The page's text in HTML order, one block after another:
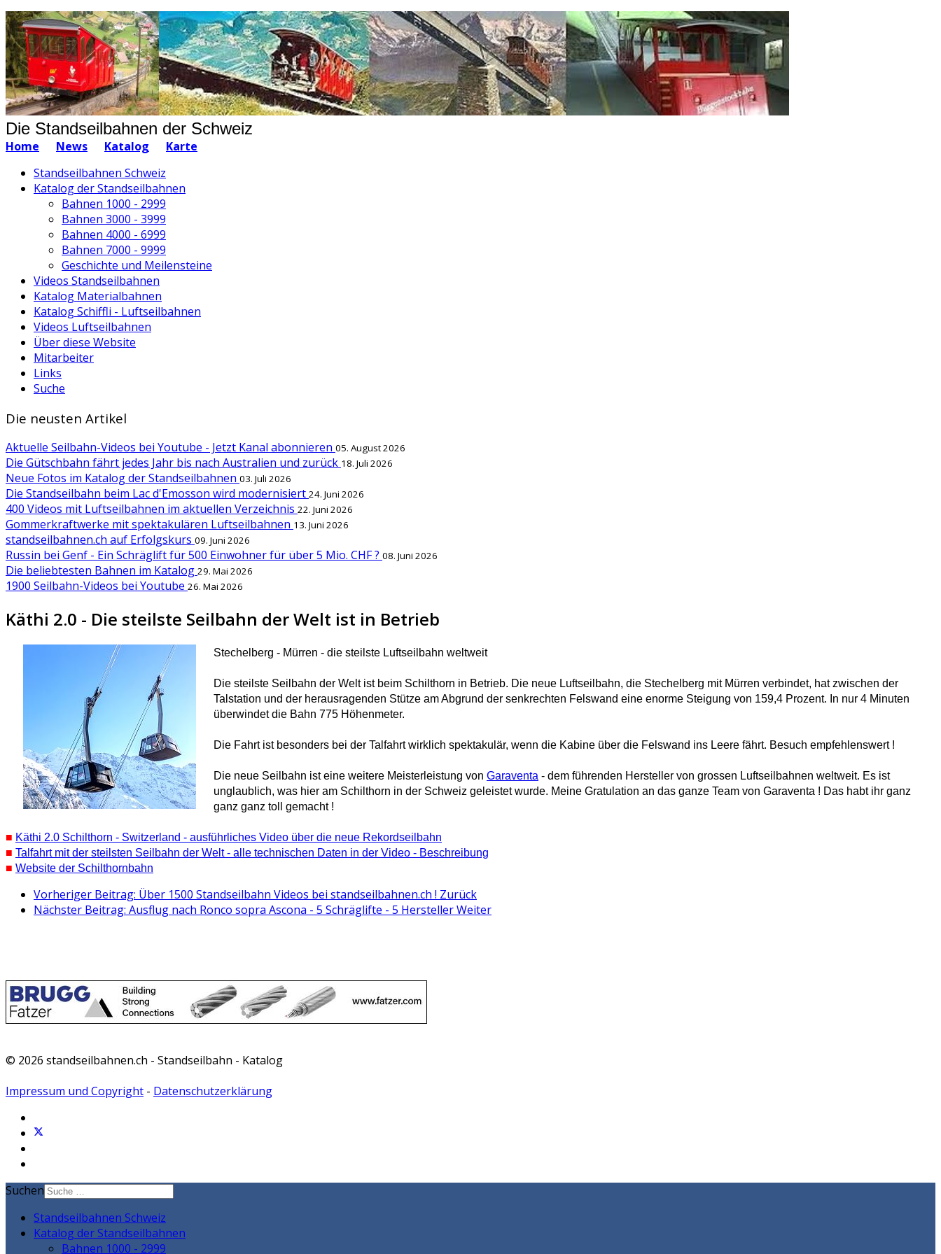
Die Standseilbahnen der Schweiz
Home News Katalog
Karte
Standseilbahnen Schweiz
Katalog der Standseilbahnen
Bahnen 1000 - 2999
Bahnen 3000 - 3999
Bahnen 4000 - 6999
Bahnen 7000 - 9999
Geschichte und Meilensteine
Videos Standseilbahnen
Katalog Materialbahnen
Katalog Schiffli - Luftseilbahnen
Videos Luftseilbahnen
Über diese Website
Mitarbeiter
Links
Suche
Die neusten Artikel
Aktuelle Seilbahn-Videos bei Youtube - Jetzt Kanal abonnieren 05. August 2026
Die Gütschbahn fährt jedes Jahr bis nach Australien und zurück 18. Juli 2026
Neue Fotos im Katalog der Standseilbahnen 03. Juli 2026
Die Standseilbahn beim Lac d'Emosson wird modernisiert 24. Juni 2026
400 Videos mit Luftseilbahnen im aktuellen Verzeichnis 22. Juni 2026
Gommerkraftwerke mit spektakulären Luftseilbahnen 13. Juni 2026
standseilbahnen.ch auf Erfolgskurs 09. Juni 2026
Russin bei Genf - Ein Schräglift für 500 Einwohner für über 5 Mio. CHF ? 08. Juni 2026
Die beliebtesten Bahnen im Katalog 29. Mai 2026
1900 Seilbahn-Videos bei Youtube 26. Mai 2026
Käthi 2.0 - Die steilste Seilbahn der Welt ist in Betrieb
Stechelberg - Mürren - die steilste Luftseilbahn weltweit
Die steilste Seilbahn der Welt ist beim Schilthorn in Betrieb. Die neue Luftseilbahn, die Stechelberg mit Mürren verbindet, hat zwischen der
Talstation und der herausragenden Stütze am Abgrund der senkrechten Felswand eine enorme Steigung von 159,4 Prozent. In nur 4 Minuten
überwindet die Bahn 775 Höhenmeter.
Die Fahrt ist besonders bei der Talfahrt wirklich spektakulär, wenn die Kabine über die Felswand ins Leere fährt. Besuch empfehlenswert !
Die neue Seilbahn ist eine weitere Meisterleistung von Garaventa - dem führenden Hersteller von grossen Luftseilbahnen weltweit. Es ist
unglaublich, was hier am Schilthorn in der Schweiz geleistet wurde. Meine Gratulation an das ganze Team von Garaventa ! Das habt ihr ganz
ganz ganz toll gemacht !
■ Käthi 2.0 Schilthorn - Switzerland - ausführliches Video über die neue Rekordseilbahn
■ Talfahrt mit der steilsten Seilbahn der Welt - alle technischen Daten in der Video - Beschreibung
■ Website der Schilthornbahn
Vorheriger Beitrag: Über 1500 Standseilbahn Videos bei standseilbahnen.ch ! Zurück
Nächster Beitrag: Ausflug nach Ronco sopra Ascona - 5 Schräglifte - 5 HerstellerWeiter
© 2026 standseilbahnen.ch - Standseilbahn - Katalog
Impressum und Copyright - Datenschutzerklärung
Suchen
Standseilbahnen Schweiz
Katalog der Standseilbahnen
Bahnen 1000 - 2999